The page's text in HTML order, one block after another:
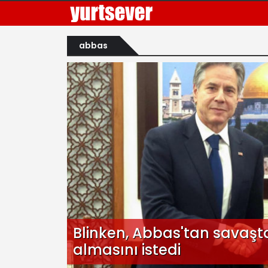
abbas
Blinken, Abbas'tan
almasını istedi